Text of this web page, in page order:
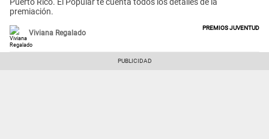
premiación.
Viviana Regalado
Premios Juventud